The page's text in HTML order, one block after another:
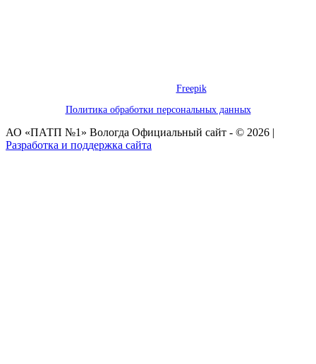
Freepik
Политика обработки персональных данных
АО «ПАТП №1» Вологда Официальный сайт - © 2026 |
Разработка и поддержка сайта